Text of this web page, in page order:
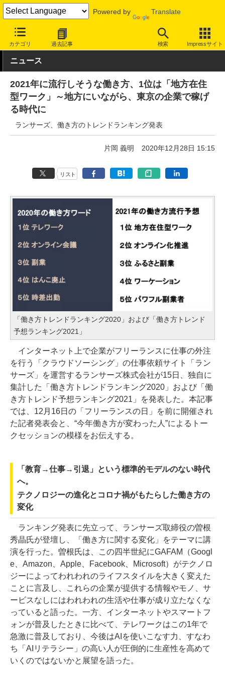
Powered by Translate
カテゴリ 過去記事 検索 Impressサイト
INTERNET Watch トピック キャリア
ニュース
2021年に流行しそうな働き方、1位は「地方在住
型ワーク」～地方にいながら、東京の企業で稼げ
る時代に
ランサーズ、働き方のトレンドランキング発表
片岡 義明 2020年12月28日 15:15
リスト
「働き方トレンドランキング2020」および「働き方トレンド
予想ランキング2021」
インターネット上で企業がフリーランスに仕事の外注
を行う「クラウドソーシング」の仕事依頼サイト「ラン
サーズ」を運営するランサーズ株式会社が15日、独自に
集計した「働き方トレンドランキング2020」および「働
き方トレンド予想ランキング2021」を発表した。本記事
では、12月16日の「フリーランスの日」を前に開催され
た記者発表会と、“今年働き方が変わった人”によるトー
クセッションの模様をお伝えする。
「教育→仕事→引退」という標準的モデルのない時代
へ。
テクノロジーの進化とコロナ禍がもたらした働き方の
変化
ランキング発表に先立って、ランサーズ取締役の曽根
秀晶氏が登壇し、「働き方に関する変化」をテーマに講
演を行った。曽根氏は、この四半世紀にGAFAM（Googl
e、Amazon、Apple、Facebook、Microsoft）がテクノロ
ジーによってわれわれのライフスタイルを大きく変えた
ことに言及し、これらの企業が提供する情報やモノ、サ
ービスなしにはわれわれの生活や仕事が成り立たなくな
っていると語った。一方、インターネットやスマートフ
ォンが普及したときに比べて、テレワークはこの1年で
急激に普及しており、今後はAIを使いこなす力、すなわ
ち「AIリテラシー」の高い人が圧倒的に生産性を高めて
いくのではないかと展望を語った。